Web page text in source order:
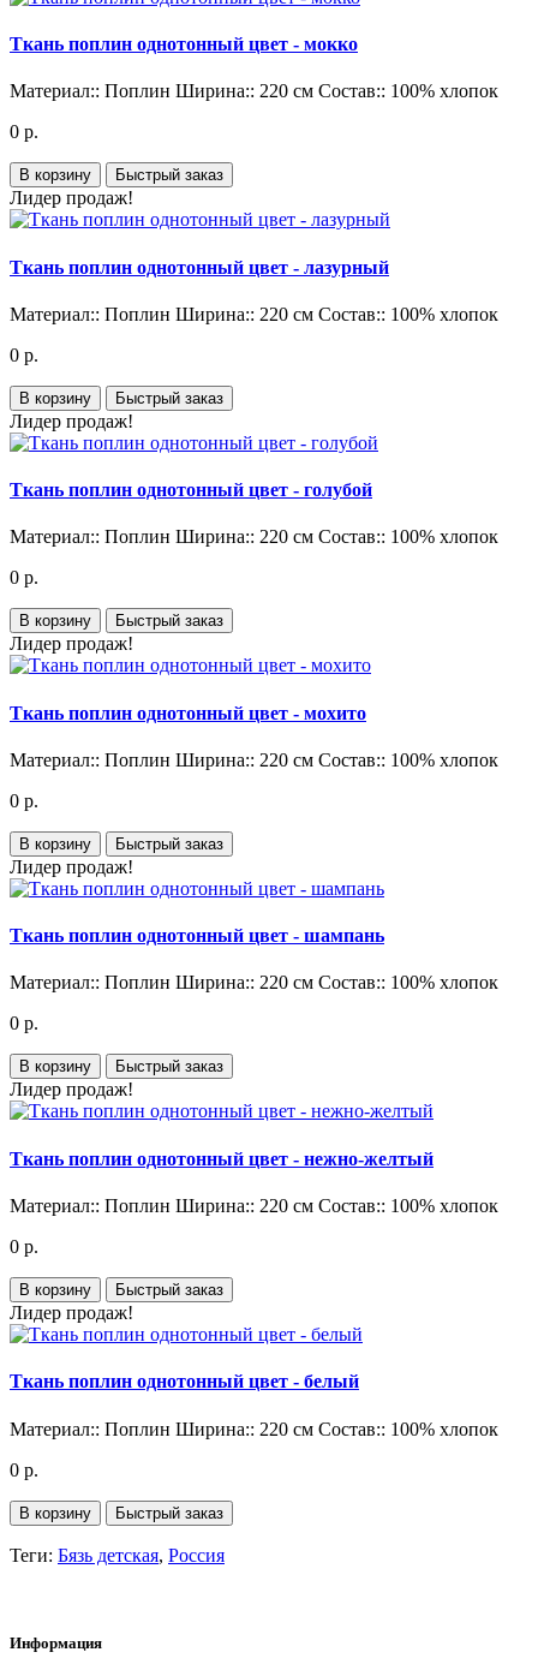
Ткань поплин однотонный цвет - мокко
Материал:: Поплин Ширина:: 220 см Состав:: 100% хлопок
0 р.
В корзину Быстрый заказ
Лидер продаж!
Ткань поплин однотонный цвет - лазурный
Материал:: Поплин Ширина:: 220 см Состав:: 100% хлопок
0 р.
В корзину Быстрый заказ
Лидер продаж!
Ткань поплин однотонный цвет - голубой
Материал:: Поплин Ширина:: 220 см Состав:: 100% хлопок
0 р.
В корзину Быстрый заказ
Лидер продаж!
Ткань поплин однотонный цвет - мохито
Материал:: Поплин Ширина:: 220 см Состав:: 100% хлопок
0 р.
В корзину Быстрый заказ
Лидер продаж!
Ткань поплин однотонный цвет - шампань
Материал:: Поплин Ширина:: 220 см Состав:: 100% хлопок
0 р.
В корзину Быстрый заказ
Лидер продаж!
Ткань поплин однотонный цвет - нежно-желтый
Материал:: Поплин Ширина:: 220 см Состав:: 100% хлопок
0 р.
В корзину Быстрый заказ
Лидер продаж!
Ткань поплин однотонный цвет - белый
Материал:: Поплин Ширина:: 220 см Состав:: 100% хлопок
0 р.
В корзину Быстрый заказ
Теги: Бязь детская, Россия
Информация